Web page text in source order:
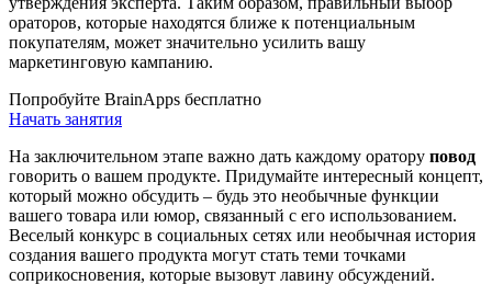
ораторов, которые находятся ближе к потенциальным
покупателям, может значительно усилить вашу
маркетинговую кампанию.
Попробуйте BrainApps бесплатно
Начать занятия
На заключительном этапе важно дать каждому оратору повод
говорить о вашем продукте. Придумайте интересный концепт,
который можно обсудить – будь это необычные функции
вашего товара или юмор, связанный с его использованием.
Веселый конкурс в социальных сетях или необычная история
создания вашего продукта могут стать теми точками
соприкосновения, которые вызовут лавину обсуждений.